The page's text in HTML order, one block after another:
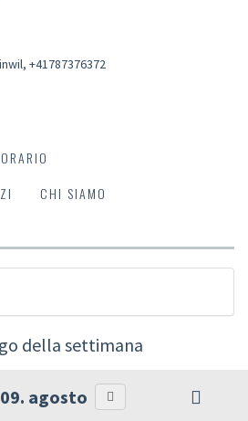
, +41787376372
ORARIO
CHI SIAMO
della settimana
agosto